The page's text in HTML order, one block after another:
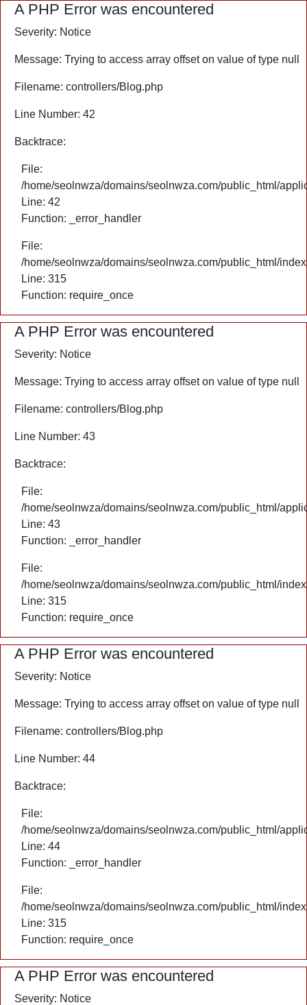
A PHP Error was encountered
Severity: Notice
Message: Trying to access array offset on value of type null
Filename: controllers/Blog.php
Line Number: 42
Backtrace:
File:
/home/seolnwza/domains/seolnwza.com/public_html/
Line: 42
Function: _error_handler
File:
/home/seolnwza/domains/seolnwza.com/public_html/
Line: 315
Function: require_once
A PHP Error was encountered
Severity: Notice
Message: Trying to access array offset on value of type null
Filename: controllers/Blog.php
Line Number: 43
Backtrace:
File:
/home/seolnwza/domains/seolnwza.com/public_html/
Line: 43
Function: _error_handler
File:
/home/seolnwza/domains/seolnwza.com/public_html/
Line: 315
Function: require_once
A PHP Error was encountered
Severity: Notice
Message: Trying to access array offset on value of type null
Filename: controllers/Blog.php
Line Number: 44
Backtrace:
File:
/home/seolnwza/domains/seolnwza.com/public_html/
Line: 44
Function: _error_handler
File:
/home/seolnwza/domains/seolnwza.com/public_html/
Line: 315
Function: require_once
A PHP Error was encountered
Severity: Notice